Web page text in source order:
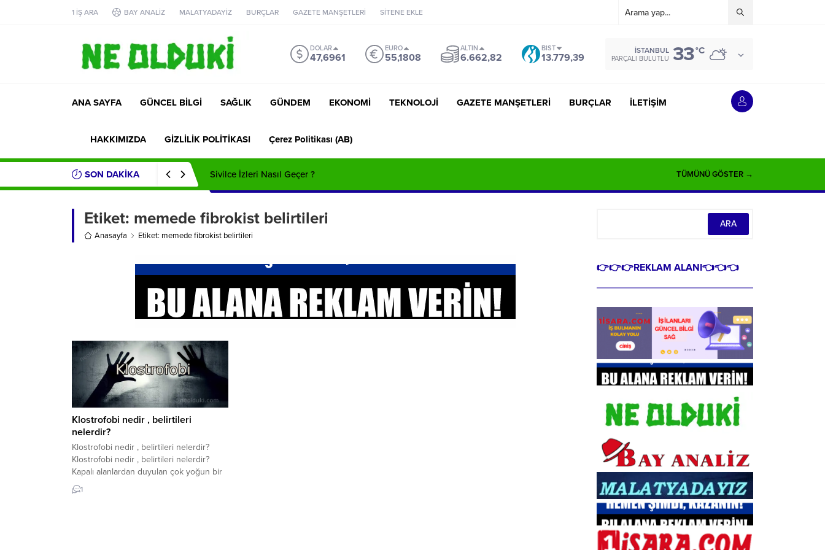
1 İŞ ARA BAY ANALİZ MALATYADAYİZ BURÇLAR GAZETE MANŞETLERİ SİTENE EKLE
DOLAR
47,6961
EURO
55,1808
ALTIN
6.662,82
BIST
13.779,39
İSTANBUL
PARÇALI BULUTLU 33°C
ANA SAYFA GÜNCEL BİLGİ SAĞLIK GÜNDEM EKONOMİ TEKNOLOJİ GAZETE MANŞETLERİ BURÇLAR İLETİŞİM
HAKKIMIZDA GİZLİLİK POLİTİKASI Çerez Politikası (AB)
SON DAKİKA Sivilce İzleri Nasıl Geçer ? TÜMÜNÜ GÖSTER →
Etiket: memede fibrokist belirtileri
Anasayfa Etiket: memede fibrokist belirtileri
Klostrofobi nedir , belirtileri
nelerdir?
Klostrofobi nedir , belirtileri nelerdir?
Klostrofobi nedir , belirtileri nelerdir?
Kapalı alanlardan duyulan çok yoğun bir
korku olan klostrofobi, bir fobi türüdür.
Fobi terimi, derin, asılsız bir korku olarak
1
👉👉👉REKLAM ALANI👈👈👈